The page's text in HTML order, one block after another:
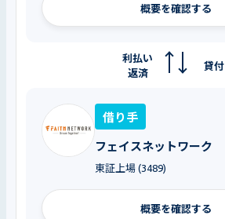
概要を確認する
貸付
利払い
返済
借り手
フェイスネットワーク
東証上場 (3489)
概要を確認する